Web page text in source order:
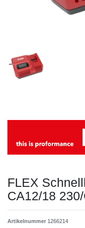
FLEX
CA12/18
Artikelnummer 1266214